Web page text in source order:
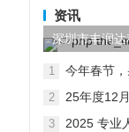
资讯
深圳市丰润
参展第三届AI
1
今年春节
2
25年度12
3
2025 专业